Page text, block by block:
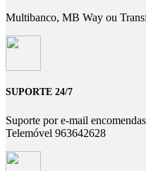
Multibanco, MB Way ou
SUPORTE 24/7
Suporte por e-mail
Telemóvel 963642628